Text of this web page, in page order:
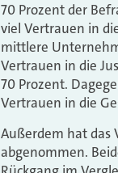
70 Prozent der
viel Vertrauen in
mittlere
Vertrauen in die
70 Prozent.
Vertrauen in die
Außerdem hat das
abgenommen.